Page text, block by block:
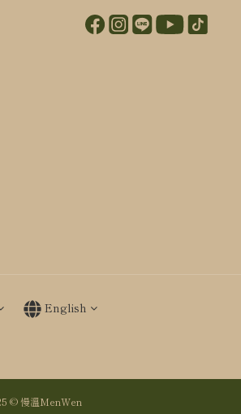
English
© 慢溫MenWen